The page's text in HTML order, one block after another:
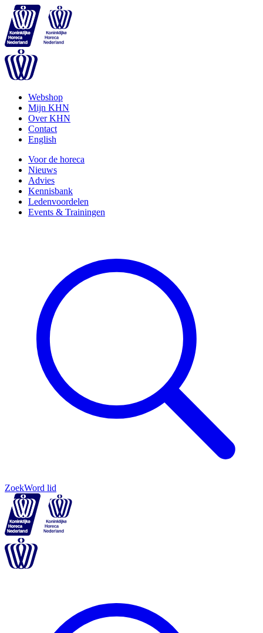
Webshop
Mijn KHN
Over KHN
Contact
English
Voor de horeca
Nieuws
Advies
Kennisbank
Ledenvoordelen
Events & Trainingen
ZoekWord lid